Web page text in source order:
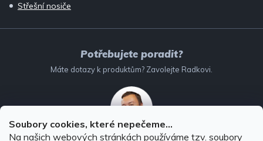
Soubory cookies, které nepečeme...
Na našich webových stránkách používáme tzv. soubory
Střešní nosiče
Potřebujete poradit?
Máte dotazy k produktům? Zavolejte Radkovi.